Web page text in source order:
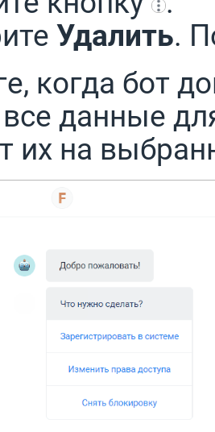
Удалить.
когда бот
данные
их на